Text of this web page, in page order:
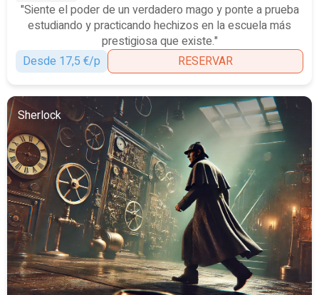
"Siente el poder de un verdadero mago y ponte a prueba
estudiando y practicando hechizos en la escuela más
prestigiosa que existe."
Desde 17,5 €/p
RESERVAR
Sherlock